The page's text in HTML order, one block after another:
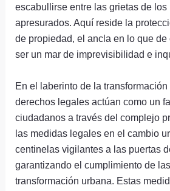
escabullirse entre las grietas de
apresurados. Aquí reside la
de propiedad, el ancla en lo que de
ser un mar de imprevisibilidad e
En el laberinto de la
derechos legales actúan como un
ciudadanos a través del complejo
las medidas legales en el cambio
centinelas vigilantes a las puertas
garantizando el cumplimiento de
transformación urbana. Estas